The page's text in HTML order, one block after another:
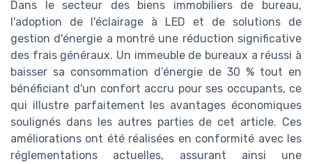
Dans le secteur des biens immobiliers de bureau,
l'adoption de l'éclairage à LED et de solutions de
gestion d'énergie a montré une réduction significative
des frais généraux. Un immeuble de bureaux a réussi à
baisser sa consommation d’énergie de 30 % tout en
bénéficiant d'un confort accru pour ses occupants, ce
qui illustre parfaitement les avantages économiques
soulignés dans les autres parties de cet article. Ces
améliorations ont été réalisées en conformité avec les
réglementations actuelles, assurant ainsi une